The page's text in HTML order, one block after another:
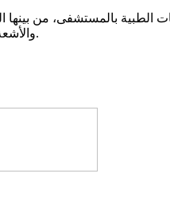
بالمستشفى، من بينها
والأشعة، والصيدلة، وأمراض الجهاز الهضمي والكبد، إضافة إلى طب الفم والأسنان.